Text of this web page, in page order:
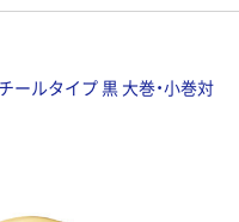
ールタイプ 黒 大巻・小巻対